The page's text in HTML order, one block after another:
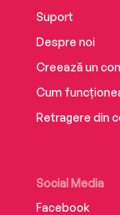
Suport
Despre noi
Creează un
Cum
Retragere din
Social Media
Facebook